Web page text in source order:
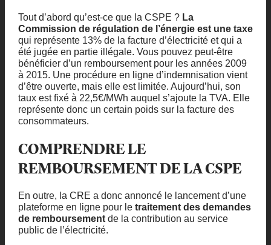
Tout d’abord qu’est-ce que la CSPE ? La
Commission de régulation de l’énergie est une taxe
qui représente 13% de la facture d’électricité et qui a
été jugée en partie illégale. Vous pouvez peut-être
bénéficier d’un remboursement pour les années 2009
à 2015. Une procédure en ligne d’indemnisation vient
d’être ouverte, mais elle est limitée. Aujourd’hui, son
taux est fixé à 22,5€/MWh auquel s’ajoute la TVA. Elle
représente donc un certain poids sur la facture des
consommateurs.
COMPRENDRE LE
REMBOURSEMENT DE LA CSPE
En outre, la CRE a donc annoncé le lancement d’une
plateforme en ligne pour le traitement des demandes
de remboursementde la contribution au service
public de l’électricité.